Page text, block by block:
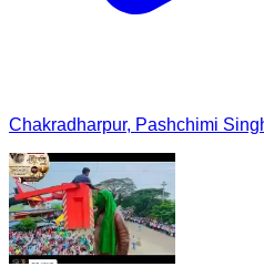
Chakradharpur, Pashchimi